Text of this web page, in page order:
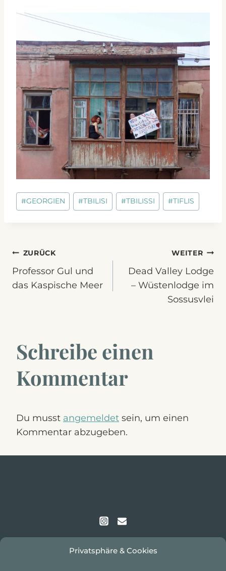
Privatsphäre & Cookies
Schlagworte:
#GEORGIEN #TBILISI #TBILISSI #TIFLIS
Beitragsnavigation
ZURÜCK
Professor Gul und
das Kaspische Meer
WEITER
Dead Valley Lodge
– Wüstenlodge im
Sossusvlei
Schreibe einen
Kommentar
Du musst angemeldet sein, um einen
Kommentar abzugeben.